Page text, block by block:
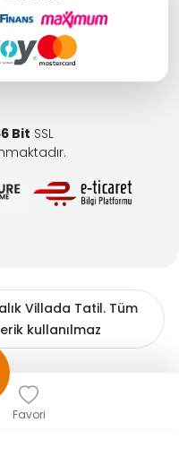
Bit SSL
Villada Tatil. Tüm
kullanılmaz
Favori
için çerezler
politikamızı
metnimizi inceleyin.